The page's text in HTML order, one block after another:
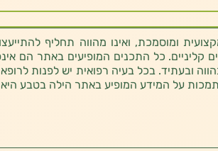
ומוסמכת, ואינו מהווה תחליף
כל התכנים המופיעים באתר הם
ובעתיד. בכל בעיה רפואית יש לפנות
על המידע המופיע באתר הילה בטבע